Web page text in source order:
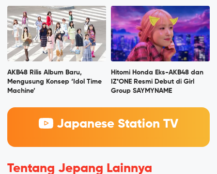
AKB48 Rilis Album Baru,
Mengusung Konsep ‘Idol Time
Machine’
Hitomi Honda Eks-AKB48 dan
IZ*ONE Resmi Debut di Girl
Group SAYMYNAME
Japanese Station TV
Tentang Jepang Lainnya